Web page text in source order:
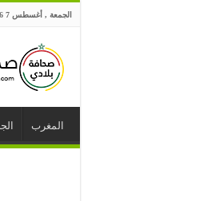
الجمعة , أغسطس 7 2026
المغرب